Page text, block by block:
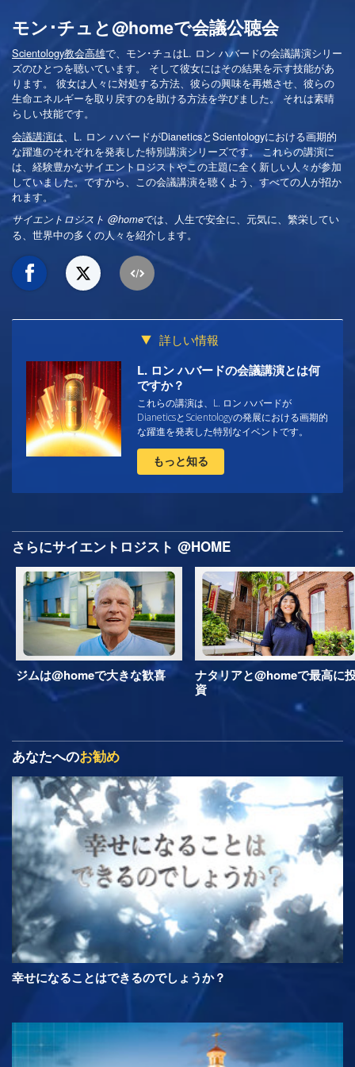
モン･チュと@homeで会議公聴会
Scientology教会高雄で、モン･チュはL. ロン ハバードの会議講演シリー
ズのひとつを聴いています。 そして彼女にはその結果を示す技能があ
ります。 彼女は人々に対処する方法、彼らの興味を再燃させ、彼らの
生命エネルギーを取り戻すのを助ける方法を学びました。 それは素晴
らしい技能です。
会議講演は 、L. ロン ハバードがDianeticsとScientologyにおける画期的
な躍進のそれぞれを発表した特別講演シリーズです。 これらの講演に
は、経験豊かなサイエントロジストやこの主題に全く新しい人々が参加
していました。ですから、この会議講演を聴くよう、すべての人が招か
れます。
サイエントロジスト @homeでは、人生で安全に、元気に、繁栄してい
る、世界中の多くの人々を紹介します。
詳しい情報
L. ロン ハバードの会議講演とは何
ですか？
これらの講演は、L. ロン ハバードが
DianeticsとScientologyの発展における画期的
な躍進を発表した特別なイベントです。
もっと知る
さらにサイエントロジスト @HOME
ジムは@homeで大きな歓喜
ナタリアと@homeで最高に
資
あなたへのお勧め
幸せになることはできるのでしょうか？